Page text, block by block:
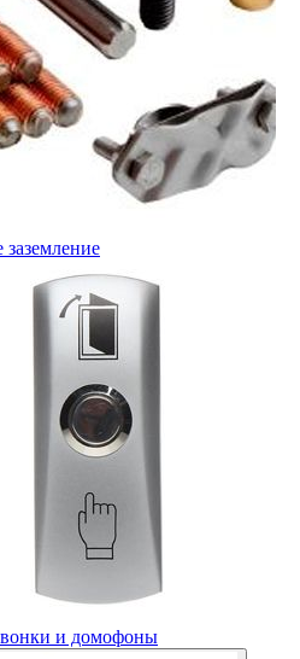
и домофоны